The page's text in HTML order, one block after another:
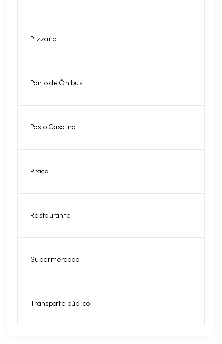
Pizzaria
Ponto de Ônibus
Posto Gasolina
Praça
Restaurante
Supermercado
Transporte público